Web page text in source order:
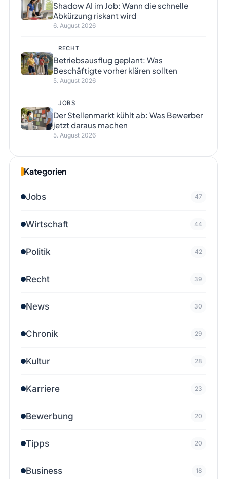
Shadow AI im Job: Wann die schnelle
Abkürzung riskant wird
6. August 2026
RECHT
Betriebsausflug geplant: Was
Beschäftigte vorher klären sollten
5. August 2026
JOBS
Der Stellenmarkt kühlt ab: Was Bewerber
jetzt daraus machen
5. August 2026
Kategorien
Jobs 47
Wirtschaft 44
Politik 42
Recht 39
News 30
Chronik 29
Kultur 28
Karriere 23
Bewerbung 20
Tipps 20
Business 18